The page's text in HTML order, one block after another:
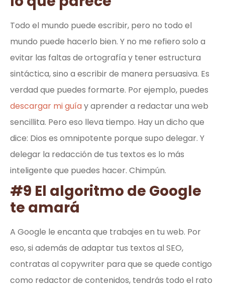
Todo el mundo puede escribir, pero no todo el
mundo puede hacerlo bien. Y no me refiero solo a
evitar las faltas de ortografía y tener estructura
sintáctica, sino a escribir de manera persuasiva. Es
verdad que puedes formarte. Por ejemplo, puedes
descargar mi guíay aprender a redactar una web
sencillita. Pero eso lleva tiempo. Hay un dicho que
dice: Dios es omnipotente porque supo delegar. Y
delegar la redacción de tus textos es lo más
inteligente que puedes hacer. Chimpún.
#9 El algoritmo de Google
te amará
A Google le encanta que trabajes en tu web. Por
eso, si además de adaptar tus textos al SEO,
contratas al copywriter para que se quede contigo
como redactor de contenidos, tendrás todo el rato